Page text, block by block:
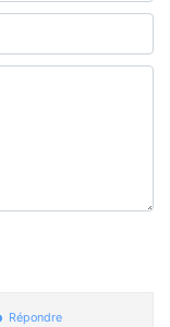
Répondre